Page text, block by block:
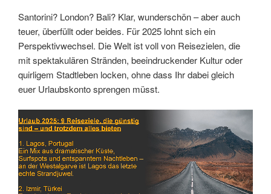
Santorini? London? Bali? Klar, wunderschön – aber auch
teuer, überfüllt oder beides. Für 2025 lohnt sich ein
Perspektivwechsel. Die Welt ist voll von Reisezielen, die
mit spektakulären Stränden, beeindruckender Kultur oder
quirligem Stadtleben locken, ohne dass Ihr dabei gleich
euer Urlaubskonto sprengen müsst.
Link Embed